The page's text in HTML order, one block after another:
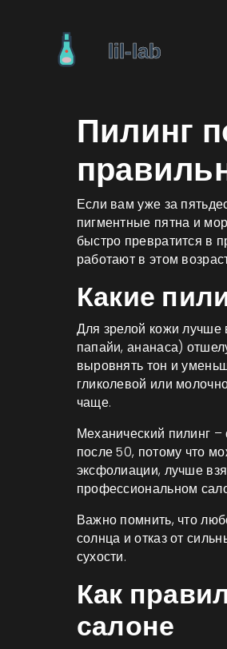
Пилинг
Если вам уже за
пигментные пятна и
быстро превратится в
работают в этом
Какие
Для зрелой кожи
папайи, ананаса)
выровнять тон и
гликолевой или
чаще.
Механический пилинг
после 50, потому что
эксфолиации, лучше
профессиональном
Важно помнить, что
солнца и отказ от
сухости.
Как
салоне